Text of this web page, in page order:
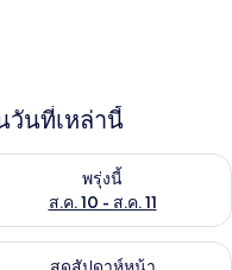
วันที่เหล่านี้
. 9 - ส.ค. 10
พรุ่งนี้
ส.ค. 10 - ส.ค. 11
จสอบจำนวนห้องพักว่างใน
นี้ ส.ค. 14 - ส.ค. 16
จสอบจำนวนห้องพักว่างใน